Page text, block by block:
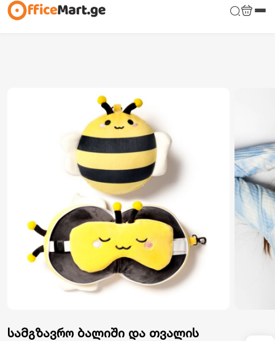
სამგზავრო ბალიში და თვალის